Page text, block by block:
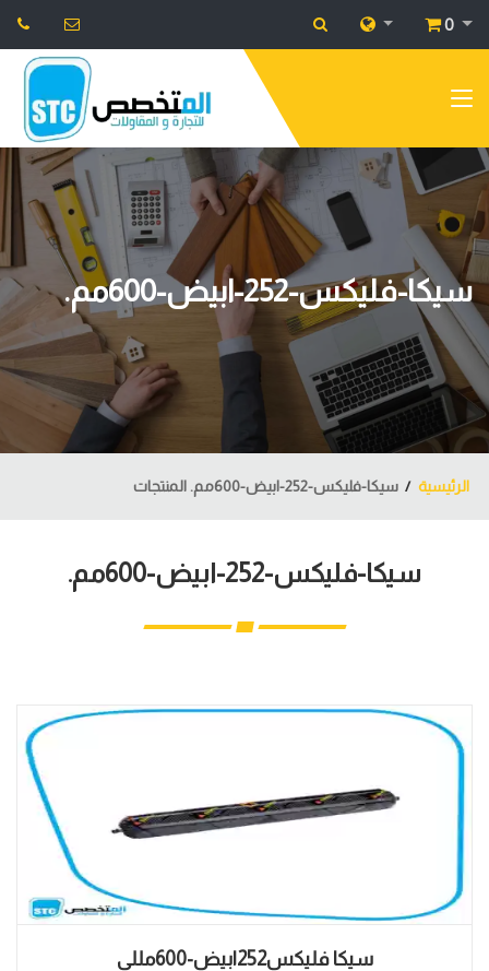
0
سيكا-فليكس-252-ابيض-600مم.
الرئيسية سيكا-فليكس-252-ابيض-600مم. المنتجات
سيكا-فليكس-252-ابيض-600مم.
سيكا فليكس252ابيض-600مللى